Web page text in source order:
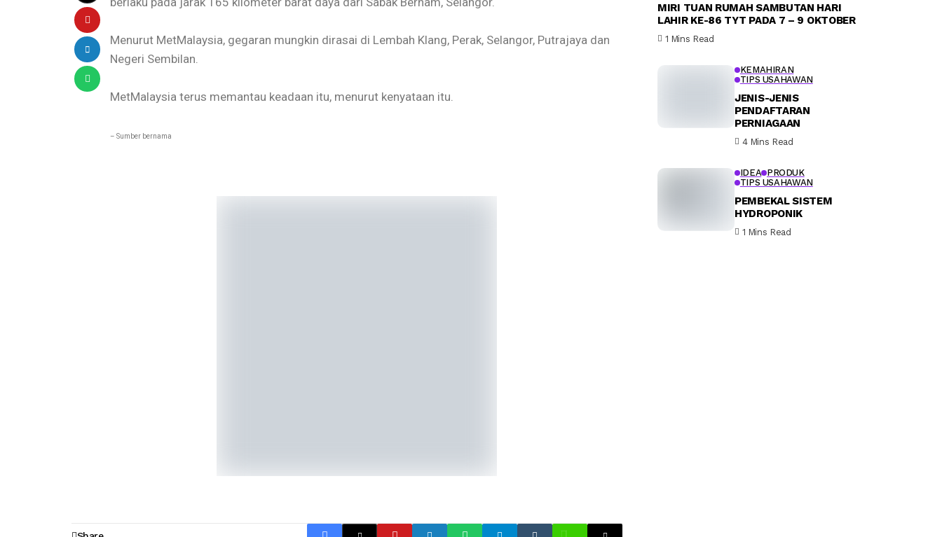
Menurut MetMalaysia, gegaran mungkin dirasai di Lembah Klang, Perak, Selangor, Putrajaya dan
Negeri Sembilan.
MetMalaysia terus memantau keadaan itu, menurut kenyataan itu.
– Sumber bernama
MIRI TUAN RUMAH SAMBUTAN HARI
LAHIR KE-86 TYT PADA 7 – 9 OKTOBER
1 Mins Read
KEMAHIRAN
TIPS USAHAWAN
JENIS-JENIS
PENDAFTARAN
PERNIAGAAN
4 Mins Read
IDEA PRODUK
TIPS USAHAWAN
PEMBEKAL SISTEM
HYDROPONIK
1 Mins Read